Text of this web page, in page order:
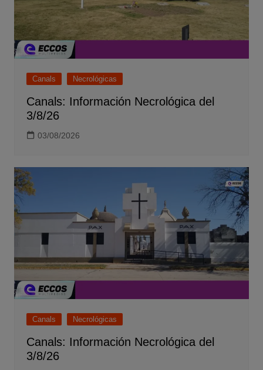
Canals Necrológicas
Canals: Información Necrológica del
3/8/26
03/08/2026
Canals Necrológicas
Canals: Información Necrológica del
3/8/26